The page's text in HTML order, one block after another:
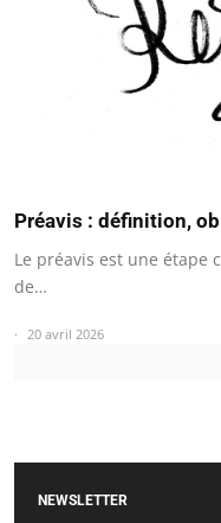
Préavis : définition,
Le préavis est une étape
de…
20 avril 2026
NEWSLETTER